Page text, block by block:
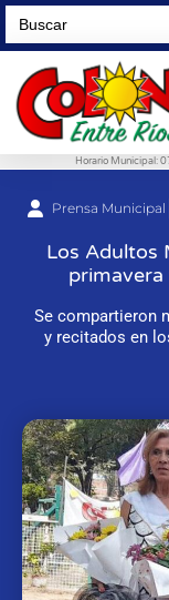
Search
for:
Horario Municipal:
Prensa Municipal
Los Adultos
primavera
Se compartieron
y recitados en